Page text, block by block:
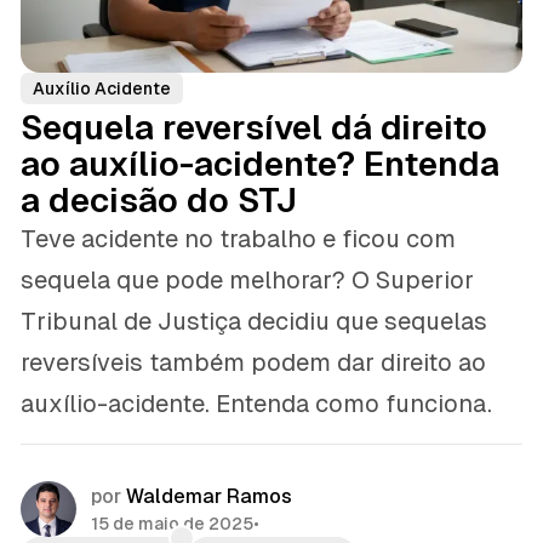
Auxílio Acidente
Sequela reversível dá direito
ao auxílio-acidente? Entenda
a decisão do STJ
Teve acidente no trabalho e ficou com
sequela que pode melhorar? O Superior
Tribunal de Justiça decidiu que sequelas
reversíveis também podem dar direito ao
auxílio-acidente. Entenda como funciona.
por Waldemar Ramos
15 de maio de 2025•